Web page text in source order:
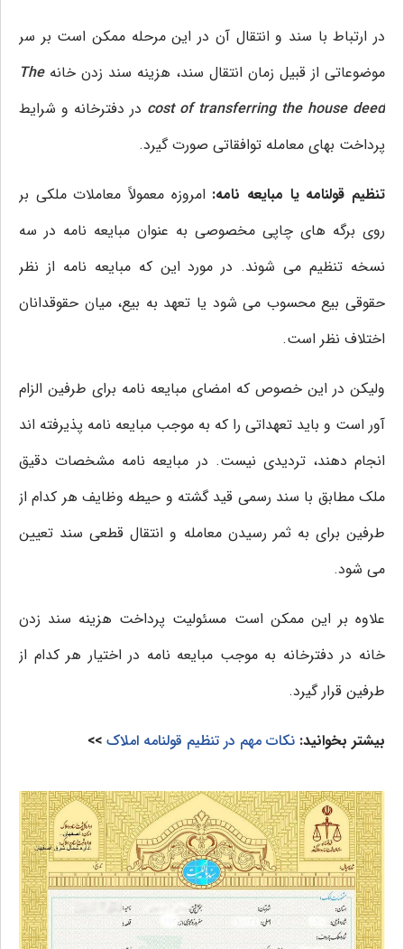
در ارتباط با سند و انتقال آن در این مرحله ممکن است بر سر
موضوعاتی از قبیل زمان انتقال سند، هزینه سند زدن خانهThe
cost of transferring the house deed در دفترخانه و شرایط
پرداخت بهای معامله توافقاتی صورت گیرد.
تنظیم قولنامه یا مبایعه نامه: امروزه معمولاً معاملات ملکی بر
روی برگه های چاپی مخصوصی به عنوان مبایعه نامه در سه
نسخه تنظیم می شوند. در مورد این که مبایعه نامه از نظر
حقوقی بیع محسوب می شود یا تعهد به بیع، میان حقوقدانان
اختلاف نظر است.
ولیکن در این خصوص که امضای مبایعه نامه برای طرفین الزام
آور است و باید تعهداتی را که به موجب مبایعه نامه پذیرفته اند
انجام دهند، تردیدی نیست. در مبایعه نامه مشخصات دقیق
ملک مطابق با سند رسمی قید گشته و حیطه وظایف هر کدام از
طرفین برای به ثمر رسیدن معامله و انتقال قطعی سند تعیین
می شود.
علاوه بر این ممکن است مسئولیت پرداخت هزینه سند زدن
خانه در دفترخانه به موجب مبایعه نامه در اختیار هر کدام از
طرفین قرار گیرد.
بیشتر بخوانید: نکات مهم در تنظیم قولنامه املاک >>